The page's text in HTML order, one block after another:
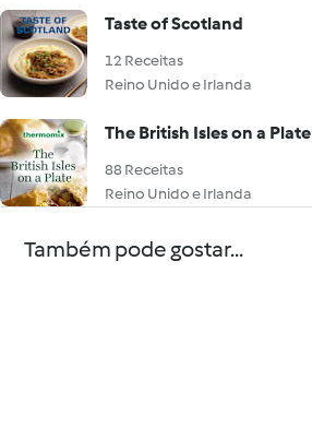
Taste of Scotland
12 Receitas
Reino Unido e Irlanda
The British Isles on a Plate
88 Receitas
Reino Unido e Irlanda
Também pode gostar...